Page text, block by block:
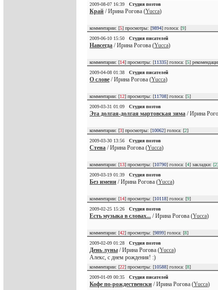
2009-08-07 16:39
Студия поэтов
Край / Ирина Рогова (Yucca)
комментарии: [5] просмотры: [9894] голоса: [9]
2009-06-10 15:50
Студия писателей
Навсегда / Ирина Рогова (Yucca)
комментарии: [14] просмотры: [11335] голоса: [5]
2009-04-08 01:38
Студия писателей
О слове / Ирина Рогова (Yucca)
комментарии: [12] просмотры: [11708] голоса: [5]
2009-03-31 01:09
Студия поэтов
Эта долгая-долгая мартовская зима / Ирина
комментарии: [3] просмотры: [10062] голоса: [2]
2009-03-30 13:56
Студия поэтов
Стена / Ирина Рогова (Yucca)
комментарии: [13] просмотры: [10790] голоса: [4] закладки: [2]
2009-03-19 01:39
Студия поэтов
Без имени / Ирина Рогова (Yucca)
комментарии: [14] просмотры: [10118] голоса: [9]
2009-02-25 15:26
Студия поэтов
Есть музыка в словах... / Ирина Рогова (Yucca)
комментарии: [42] просмотры: [9899] голоса: [8]
2009-02-09 01:28
Студия поэтов
День луны / Ирина Рогова (Yucca)
Алекс, с днем рождения! :)
комментарии: [22] просмотры: [10588] голоса: [8]
2009-01-09 00:35
Студия писателей
Кофе по-рождественски / Ирина Рогова (Yucca)